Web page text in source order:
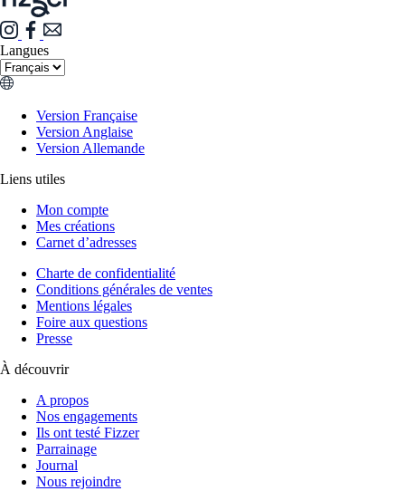
Langues
Version Française
Version Anglaise
Version Allemande
Liens utiles
Mon compte
Mes créations
Carnet d’adresses
Charte de confidentialité
Conditions générales de ventes
Mentions légales
Foire aux questions
Presse
À découvrir
A propos
Nos engagements
Ils ont testé Fizzer
Parrainage
Journal
Nous rejoindre